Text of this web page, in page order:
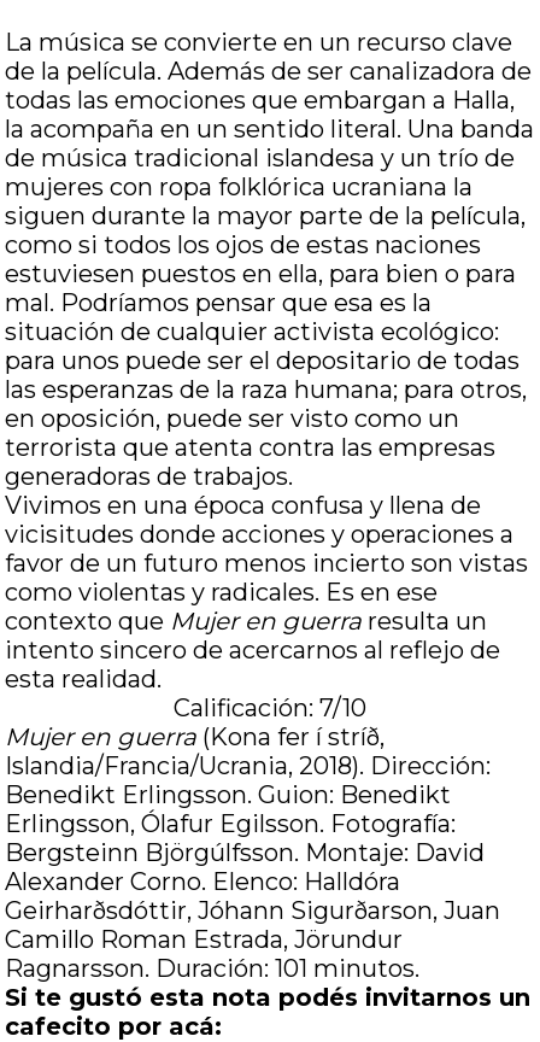
La música se convierte en un recurso clave
de la película. Además de ser canalizadora de
todas las emociones que embargan a Halla,
la acompaña en un sentido literal. Una banda
de música tradicional islandesa y un trío de
mujeres con ropa folklórica ucraniana la
siguen durante la mayor parte de la película,
como si todos los ojos de estas naciones
estuviesen puestos en ella, para bien o para
mal. Podríamos pensar que esa es la
situación de cualquier activista ecológico:
para unos puede ser el depositario de todas
las esperanzas de la raza humana; para otros,
en oposición, puede ser visto como un
terrorista que atenta contra las empresas
generadoras de trabajos.
Vivimos en una época confusa y llena de
vicisitudes donde acciones y operaciones a
favor de un futuro menos incierto son vistas
como violentas y radicales. Es en ese
contexto que Mujer en guerra resulta un
intento sincero de acercarnos al reflejo de
esta realidad.
Calificación: 7/10
Mujer en guerra (Kona fer í stríð,
Islandia/Francia/Ucrania, 2018). Dirección:
Benedikt Erlingsson. Guion: Benedikt
Erlingsson, Ólafur Egilsson. Fotografía:
Bergsteinn Björgúlfsson. Montaje: David
Alexander Corno. Elenco: Halldóra
Geirharðsdóttir, Jóhann Sigurðarson, Juan
Camillo Roman Estrada, Jörundur
Ragnarsson. Duración: 101 minutos.
Si te gustó esta nota podés invitarnos un
cafecito por acá: